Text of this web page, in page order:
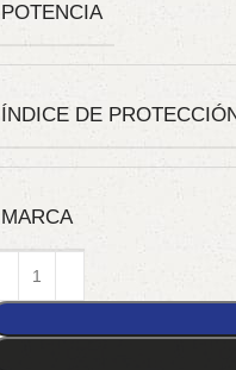
POTENCIA
ÍNDICE DE
MARCA